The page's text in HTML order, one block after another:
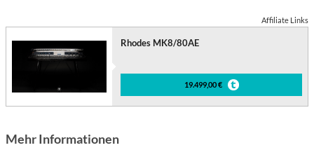
Affiliate Links
Rhodes MK8/80AE
19.499,00 €
Mehr Informationen